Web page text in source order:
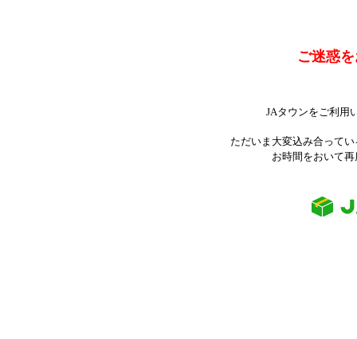
ご迷惑
JAタウンをご利用
ただいま大変込み合って
お時間をおいて